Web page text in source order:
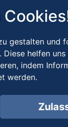
gestalten und
helfen uns
indem
werden.